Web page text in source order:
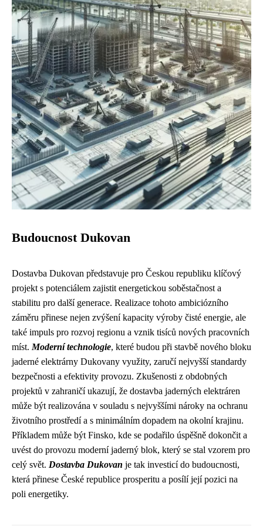
Budoucnost Dukovan
Dostavba Dukovan představuje pro Českou republiku klíčový
projekt s potenciálem zajistit energetickou soběstačnost a
stabilitu pro další generace. Realizace tohoto ambiciózního
záměru přinese nejen zvýšení kapacity výroby čisté energie, ale
také impuls pro rozvoj regionu a vznik tisíců nových pracovních
míst. Moderní technologie, které budou při stavbě nového bloku
jaderné elektrárny Dukovany využity, zaručí nejvyšší standardy
bezpečnosti a efektivity provozu. Zkušenosti z obdobných
projektů v zahraničí ukazují, že dostavba jaderných elektráren
může být realizována v souladu s nejvyššími nároky na ochranu
životního prostředí a s minimálním dopadem na okolní krajinu.
Příkladem může být Finsko, kde se podařilo úspěšně dokončit a
uvést do provozu moderní jaderný blok, který se stal vzorem pro
celý svět. Dostavba Dukovan je tak investicí do budoucnosti,
která přinese České republice prosperitu a posílí její pozici na
poli energetiky.